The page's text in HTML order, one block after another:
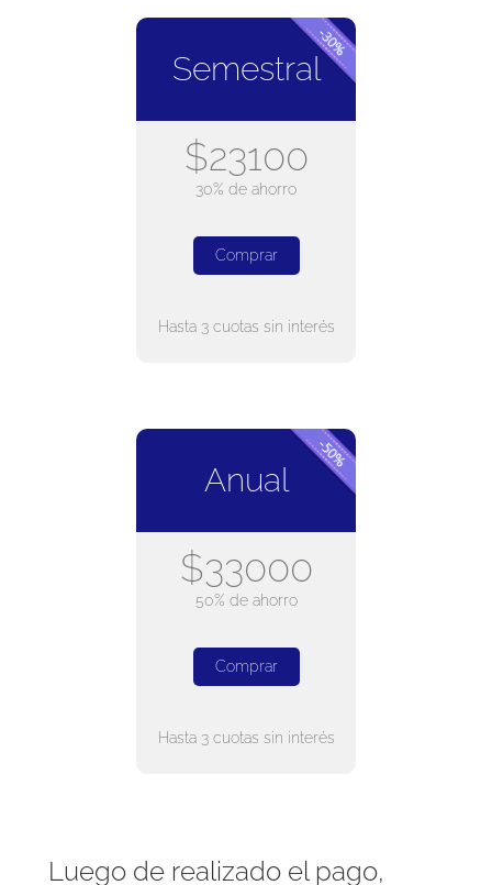
Semestral
$23100
30% de ahorro
Comprar
Hasta 3 cuotas sin interés
Anual
$33000
50% de ahorro
Comprar
Hasta 3 cuotas sin interés
Luego de realizado el pago,